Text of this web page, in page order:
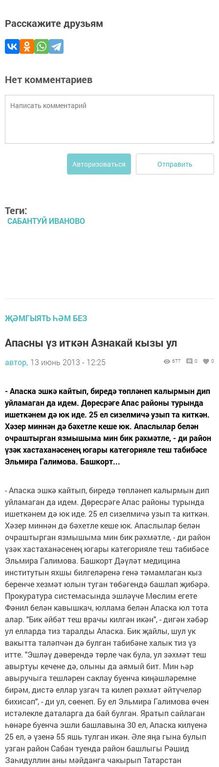
Расскажите друзьям
Нет комментариев
Авторизоваться Отправить
Теги:
САБАНТУЙ ИВАНОВО
ҖӘМГЫЯТЬ ҺӘМ БЕЗ
Апасны үз иткән Азнакай кызы ул
автор, 13 июнь 2013 - 12:25 677 0 0
- Апаска эшкә кайтып, биредә төпләнеп калырмын дип
уйламаган да идем. Дөресрәге Апас районы турында
ишеткәнем дә юк иде. 25 ел сизелмичә узып та киткән.
Хәзер миннән дә бәхетле кеше юк. Апаслылар белән
очраштырган язмышыма мин бик рәхмәтле, - ди район
үзәк хастаханәсенең югары категорияле теш табибәсе
Эльмира Галимова. Башкорт...
- Апаска эшкә кайтып, биредә төпләнеп калырмын дип
уйламаган да идем. Дөресрәге Апас районы турында
ишеткәнем дә юк иде. 25 ел сизелмичә узып та киткән.
Хәзер миннән дә бәхетле кеше юк. Апаслылар белән
очраштырган язмышыма мин бик рәхмәтле, - ди район
үзәк хастаханәсенең югары категорияле теш табибәсе
Эльмира Галимова. Башкорт Дәүләт медицина
институтын яхшы билгеләренә генә тәмамлаган кыз
беренче хезмәт юлын туган төбәгендә башлап җибәрә.
Прокуратура системасында эшләүче Мөслим егете
Фәнил белән кавышкач, юллама белән Апаска юл тота
алар. "Бик әйбәт теш врачы килгән икән", - дигән хәбәр
ул елларда тиз таралды Апаска. Бик җайлы, шул ук
вакытта таләпчән дә булган табибәне халык тиз үз
итте. "Эшләү дәверендә төрле чак була, ул зәхмәт теш
авыртуы кечене дә, олыны да аямый бит. Мин һәр
авыручыга тешләрен саклау буенча киңәшләремне
бирәм, дистә еллар узгач та килеп рәхмәт әйтүчеләр
бихисап", - ди ул, сөенеп. Бу ел Эльмира Галимова өчен
истәлекле даталарга да бай булган. Яратып сайлаган
һөнәре буенча эшли башлавына 30 ел, Апаска килүенә
25 ел, ә үзенә 55 яшь тулган икән. Әле яңа гына булып
узган район Сабан туенда район башлыгы Рәшид
Заһидуллин аны мәйданга чакырып Татарстан